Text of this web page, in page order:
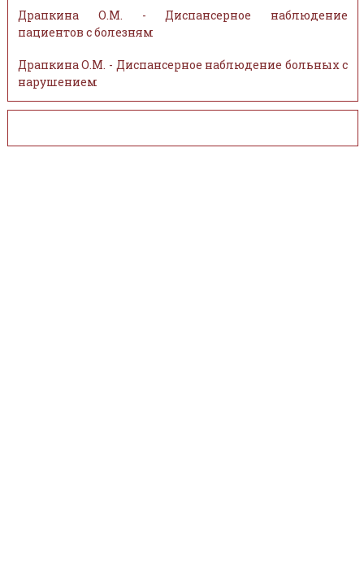
Драпкина О.М. - Диспансерное наблюдение
пациентов с болезням
Драпкина О.М. - Диспансерное наблюдение больных с
нарушением